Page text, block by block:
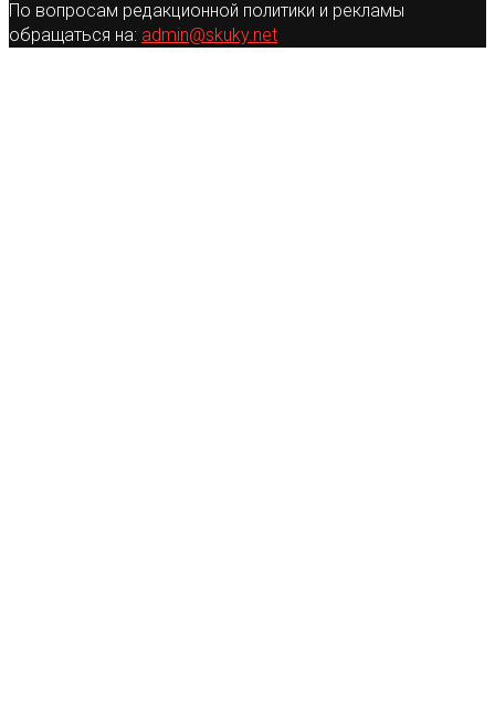
По вопросам редакционной политики и рекламы
обращаться на: admin@skuky.net